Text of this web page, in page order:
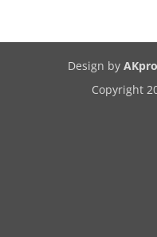
Design by AKpro
Copyright